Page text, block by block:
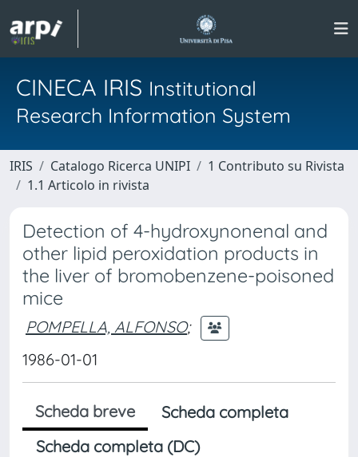
CINECA IRIS Institutional
Research Information System
IRIS Catalogo Ricerca UNIPI
1 Contributo su Rivista
1.1 Articolo in rivista
Detection of 4-hydroxynonenal and
other lipid peroxidation products in
the liver of bromobenzene-poisoned
mice
POMPELLA, ALFONSO;
1986-01-01
Scheda breve
Scheda completa
Scheda completa (DC)